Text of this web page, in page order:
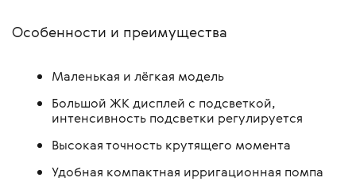
Особенности и преимущества
Маленькая и лёгкая модель
Большой ЖК дисплей с подсветкой,
интенсивность подсветки регулируется
Высокая точность крутящего момента
Удобная компактная ирригационная помпа